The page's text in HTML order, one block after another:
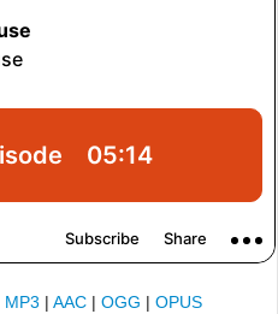
MP3 | AAC | OGG | OPUS